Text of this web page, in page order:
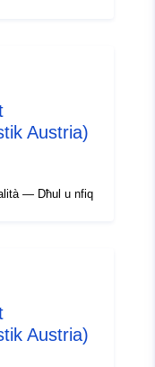
Austria)
— Dħul u nfiq
Austria)